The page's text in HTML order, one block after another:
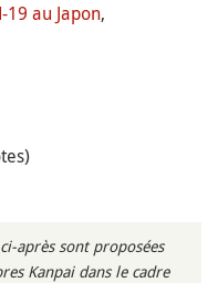
19 au Japon,
après sont proposées
Kanpai dans le cadre